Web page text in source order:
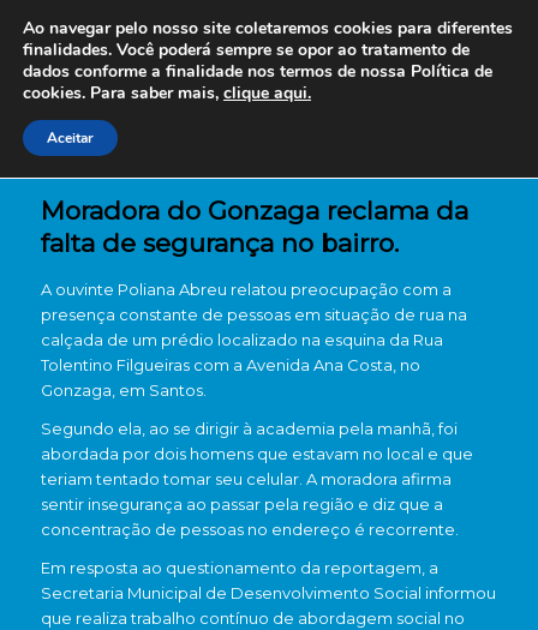
Moradora do Gonzaga reclama da
falta de segurança no bairro.
A ouvinte Poliana Abreu relatou preocupação com a
presença constante de pessoas em situação de rua na
calçada de um prédio localizado na esquina da Rua
Tolentino Filgueiras com a Avenida Ana Costa, no
Gonzaga, em Santos.
Segundo ela, ao se dirigir à academia pela manhã, foi
abordada por dois homens que estavam no local e que
teriam tentado tomar seu celular. A moradora afirma
sentir insegurança ao passar pela região e diz que a
concentração de pessoas no endereço é recorrente.
Em resposta ao questionamento da reportagem, a
Secretaria Municipal de Desenvolvimento Social informou
que realiza trabalho contínuo de abordagem social no
Ao navegar pelo nosso site coletaremos cookies para diferentes
finalidades. Você poderá sempre se opor ao tratamento de
dados conforme a finalidade nos termos de nossa Política de
cookies. Para saber mais, clique aqui.
Aceitar